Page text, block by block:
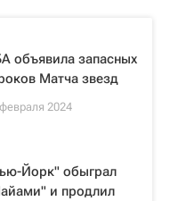
объявила запасных
Матча звезд
2024
Йорк" обыграл
и продлил